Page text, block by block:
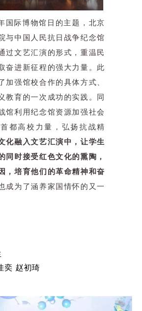
国际博物馆日的主题， 北京
与中国人民抗日战争纪念馆
过文艺汇演的形式，重温民
奋进新征程的强大力量。此
加强馆校合作的具体方式、
教育的一次成功的实践。同
馆利用纪念馆资源加强社会
都高校力量，弘扬抗战精
化融入文艺汇演中，让学生
同时接受红色文化的熏陶，
，培育他们的革命精神和奋
成为了涵养家国情怀的又一
奕 赵初琦